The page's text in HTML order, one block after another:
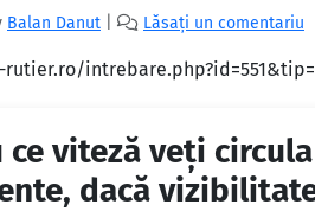
Balan Danut Lăsați un comentariu
ce viteză veţi
dacă